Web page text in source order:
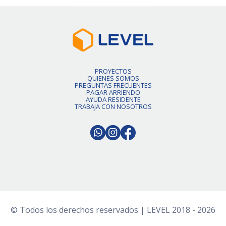
PROYECTOS
QUIENES SOMOS
PREGUNTAS FRECUENTES
PAGAR ARRIENDO
AYUDA RESIDENTE
TRABAJA CON NOSOTROS
© Todos los derechos reservados | LEVEL 2018 - 2026